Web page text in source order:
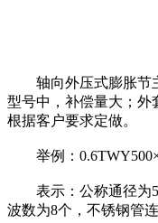
轴向外压式膨胀节
型号中，补偿量大；外
根据客户要求定做。
举例：
表示：公称通径为
波数为8个，不锈钢管